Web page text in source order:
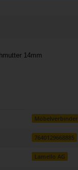
14mm
Möbelverbinder
7640129668885
Lamello AG